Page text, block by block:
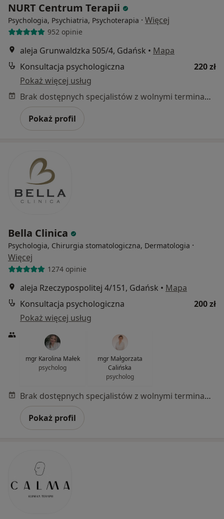
NURT Centrum Terapii
Psychologia, Psychiatria, Psychoterapia · Więcej
952 opinie
aleja Grunwaldzka 505/4, Gdańsk • Mapa
Konsultacja psychologiczna
220 zł
Pokaż więcej usług
Brak dostępnych specjalistów z wolnymi terminami w tym centrum medycznym.
Pokaż profil
Bella Clinica
Psychologia, Chirurgia stomatologiczna, Dermatologia ·
Więcej
1274 opinie
aleja Rzeczypospolitej 4/151, Gdańsk • Mapa
Konsultacja psychologiczna
200 zł
Pokaż więcej usług
mgr Karolina Małek
psycholog
mgr Małgorzata
Calińska
psycholog
Brak dostępnych specjalistów z wolnymi terminami w tym centrum medycznym.
Pokaż profil